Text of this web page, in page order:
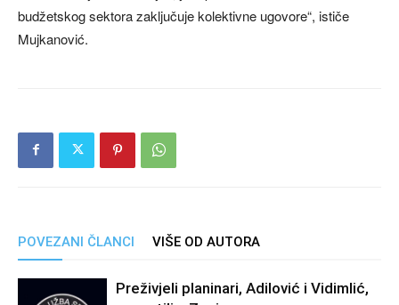
budžetskog sektora zaključuje kolektivne ugovore“, ističe
Mujkanović.
POVEZANI ČLANCI VIŠE OD AUTORA
Preživjeli planinari, Adilović i Vidimlić,